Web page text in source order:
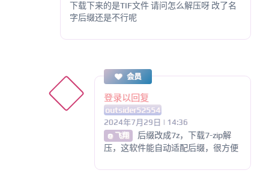
下载下来的是TIF文件 请问怎么解压呀 改了名
字后缀还是不行呢
会员
登录以回复
outsider52554
2024年7月29日 | 14:36
@ 飞翔
后缀改成7z，下载7-zip解
压，这软件能自动适配后缀，很方便